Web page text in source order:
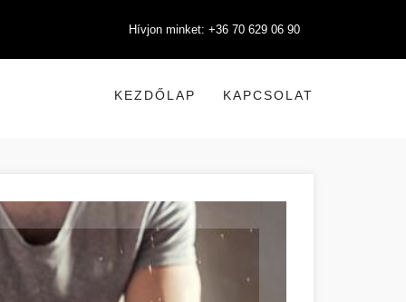
Hívjon minket: +36 70 629 06 90
KEZDŐLAP KAPCSOLAT